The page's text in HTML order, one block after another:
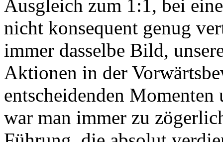
Ausgleich zum 1:1, bei
nicht konsequent genug
immer dasselbe Bild,
Aktionen in der
entscheidenden
war man immer zu